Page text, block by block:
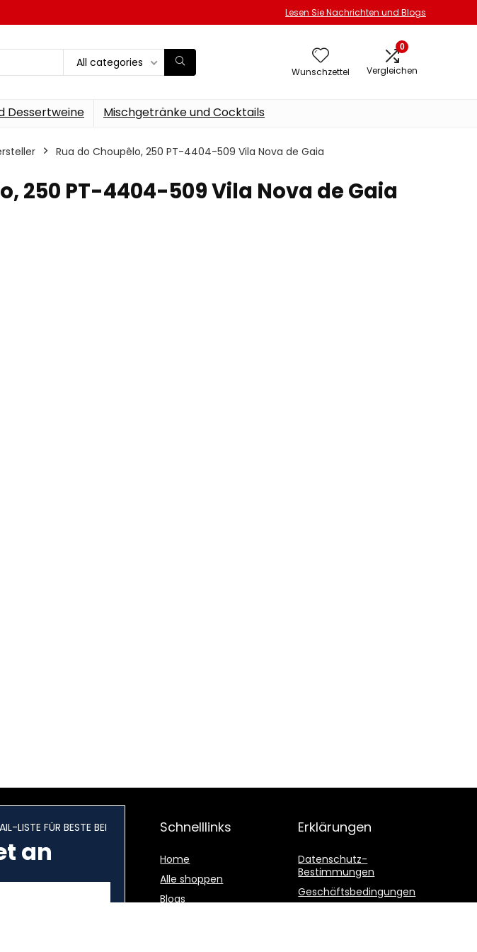
Lesen Sie Nachrichten und Blogs
All categories
Wunschzettel
0
Vergleichen
Dessertweine Mischgetränke und Cocktails
‎Rua do Choupêlo, 250 PT-4404-509 Vila Nova de Gaia
250 PT-4404-509 Vila Nova de Gaia
LISTE FÜR BESTE BEI
an
Schnelllinks
Home
Alle shoppen
Blogs
Erklärungen
Datenschutz-
Bestimmungen
Geschäftsbedingungen